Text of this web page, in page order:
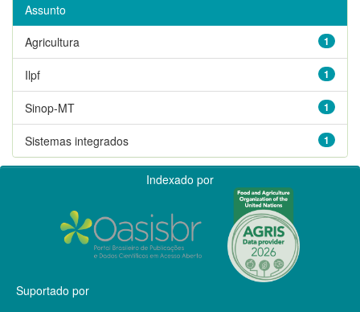
Assunto
1
Agricultura
1
Ilpf
1
Sinop-MT
1
Sistemas integrados
Indexado por
Suportado por